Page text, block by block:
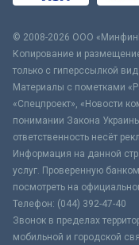
© 2008-2026 ООО
Копирование и
только с гиперссылкой
Материалы с пометками
«Спецпроект», «Новости
понимании Закона
ответственность несёт
Информация на данной
услуг. Проверенную
посмотреть на
Телефон: (044) 392-47-40
Звонок в пределах
мобильной и городской